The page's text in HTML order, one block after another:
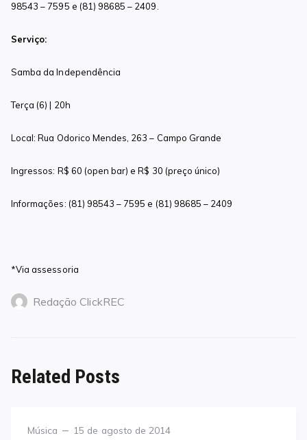
98543 – 7595 e (81) 98685 – 2409.
Serviço:
Samba da Independência
Terça (6) | 20h
Local: Rua Odorico Mendes, 263 – Campo Grande
Ingressos: R$ 60 (open bar) e R$ 30 (preço único)
Informações: (81) 98543 – 7595 e (81) 98685 – 2409
*Via assessoria
Redação ClickREC
Related Posts
Category
Música
Posted
15 de agosto de 2014